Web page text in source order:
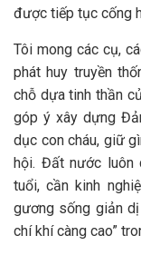
được tiếp tục cống
Tôi mong các cụ,
phát huy truyền
chỗ dựa tinh thần
góp ý xây dựng
dục con cháu, giữ
hội. Đất nước luôn
tuổi, cần kinh
gương sống giản dị
chí khí càng cao”